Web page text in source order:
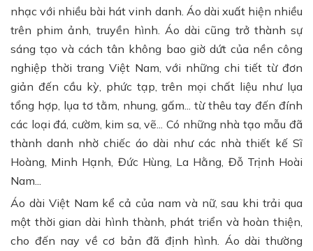
nhạc với nhiều bài hát vinh danh. Áo dài xuất hiện nhiều
trên phim ảnh, truyền hình. Áo dài cũng trở thành sự
sáng tạo và cách tân không bao giờ dứt của nền công
nghiệp thời trang Việt Nam, với những chi tiết từ đơn
giản đến cầu kỳ, phức tạp, trên mọi chất liệu như lụa
tổng hợp, lụa tơ tằm, nhung, gấm... từ thêu tay đến đính
các loại đá, cườm, kim sa, vẽ... Có những nhà tạo mẫu đã
thành danh nhờ chiếc áo dài như các nhà thiết kế Sĩ
Hoàng, Minh Hạnh, Đức Hùng, La Hằng, Đỗ Trịnh Hoài
Nam...
Áo dài Việt Nam kể cả của nam và nữ, sau khi trải qua
một thời gian dài hình thành, phát triển và hoàn thiện,
cho đến nay về cơ bản đã định hình. Áo dài thường